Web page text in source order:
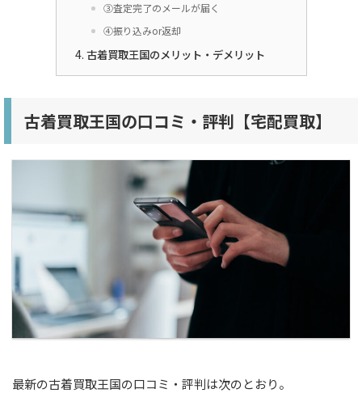
③査定完了のメールが届く
④振り込みor返却
古着買取王国のメリット・デメリット
古着買取王国の口コミ・評判【宅配買取】
最新の古着買取王国の口コミ・評判は次のとおり。